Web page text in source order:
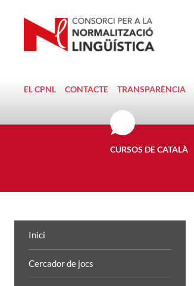
EL CPNL CONTACTE TRANSPARÈNCIA
CURSOS DE CATALÀ
Inici
Cercador de jocs